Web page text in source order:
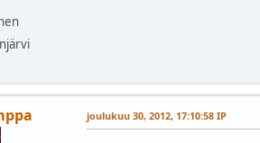
joulukuu 30, 2012, 17:10:58 IP